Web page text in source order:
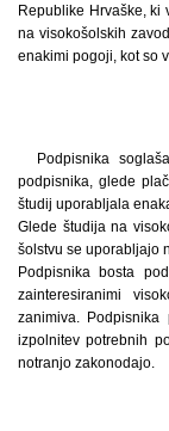
Republike Hrvaške, ki
na visokošolskih
enakimi pogoji, kot so
Podpisnika
podpisnika, glede
študij uporabljala
Glede študija na
šolstvu se uporabljajo
Podpisnika bosta
zainteresiranimi
zanimiva.
izpolnitev potrebnih
notranjo zakonodajo.